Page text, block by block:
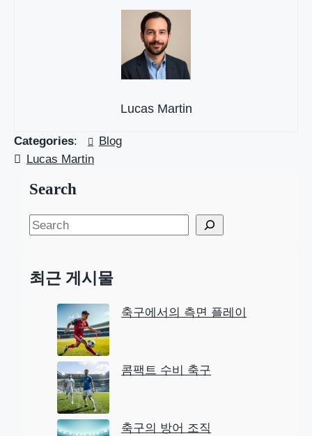
Lucas Martin
Categories:
Blog
Lucas Martin
Search
S
r
최근 게시물
축구에서의 측면 플레이
콤팩트 수비 축구
축구의 방어 조직